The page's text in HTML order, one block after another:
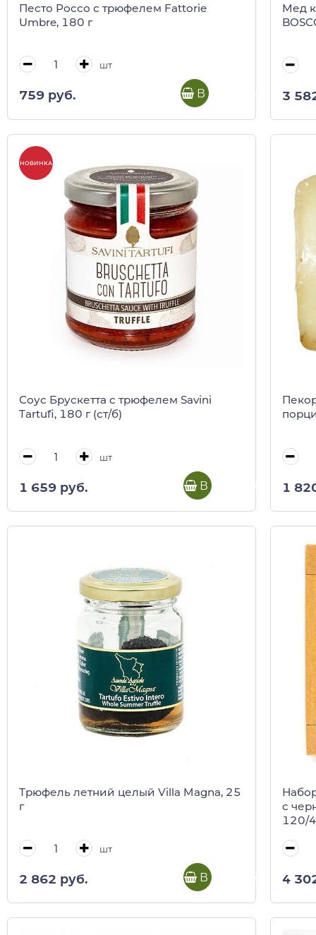
Песто Россо с трюфелем Fattorie
Umbre, 180 г
шт
759 руб. В корзину
Мед
3
НОВИНКА
Соус Брускетта с трюфелем Savini
Tartufi, 180 г (ст/б)
шт
1 659 руб. В корзину 1
Трюфель летний целый Villa Magna, 25
г
шт
2 862 руб. В корзину
c
120/
4